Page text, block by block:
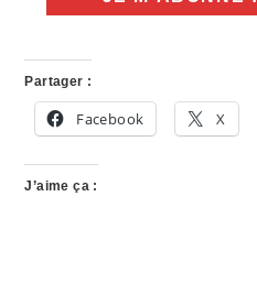
Partager :
Facebook X
J’aime ça :